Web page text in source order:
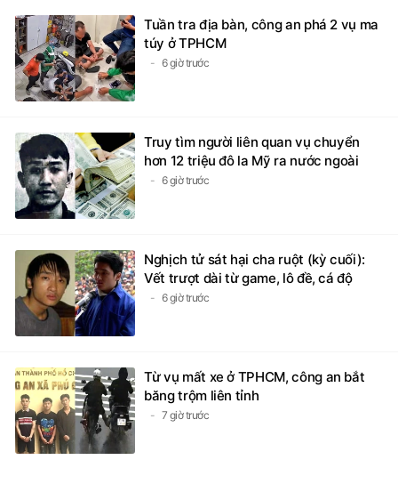
Tuần tra địa bàn, công an phá 2 vụ ma
túy ở TPHCM
6 giờ trước
Truy tìm người liên quan vụ chuyển
hơn 12 triệu đô la Mỹ ra nước ngoài
6 giờ trước
Nghịch tử sát hại cha ruột (kỳ cuối):
Vết trượt dài từ game, lô đề, cá độ
6 giờ trước
Từ vụ mất xe ở TPHCM, công an bắt
băng trộm liên tỉnh
7 giờ trước